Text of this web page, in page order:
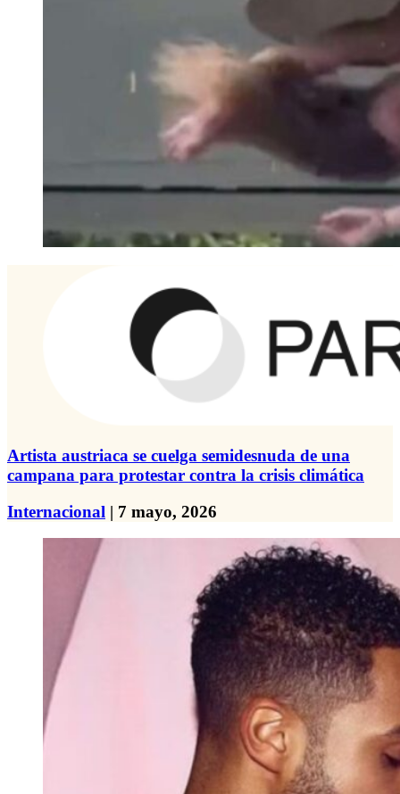
Artista austriaca se cuelga semidesnuda de una
campana para protestar contra la crisis climática
Internacional | 7 mayo, 2026